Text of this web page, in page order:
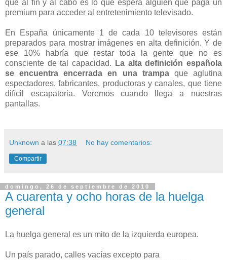
que al fin y al cabo es lo que espera alguien que paga un
premium para acceder al entretenimiento televisado.
En España únicamente 1 de cada 10 televisores están
preparados para mostrar imágenes en alta definición. Y de
ese 10% habría que restar toda la gente que no es
consciente de tal capacidad.
La alta definición española
se encuentra encerrada en una trampaque aglutina
espectadores, fabricantes, productoras y canales, que tiene
difícil escapatoria. Veremos cuando llega a nuestras
pantallas.
Unknown a las 07:38 No hay comentarios:
Compartir
domingo, 26 de septiembre de 2010
A cuarenta y ocho horas de la huelga
general
La huelga general es un mito de la izquierda europea.
Un país parado, calles vacías excepto para